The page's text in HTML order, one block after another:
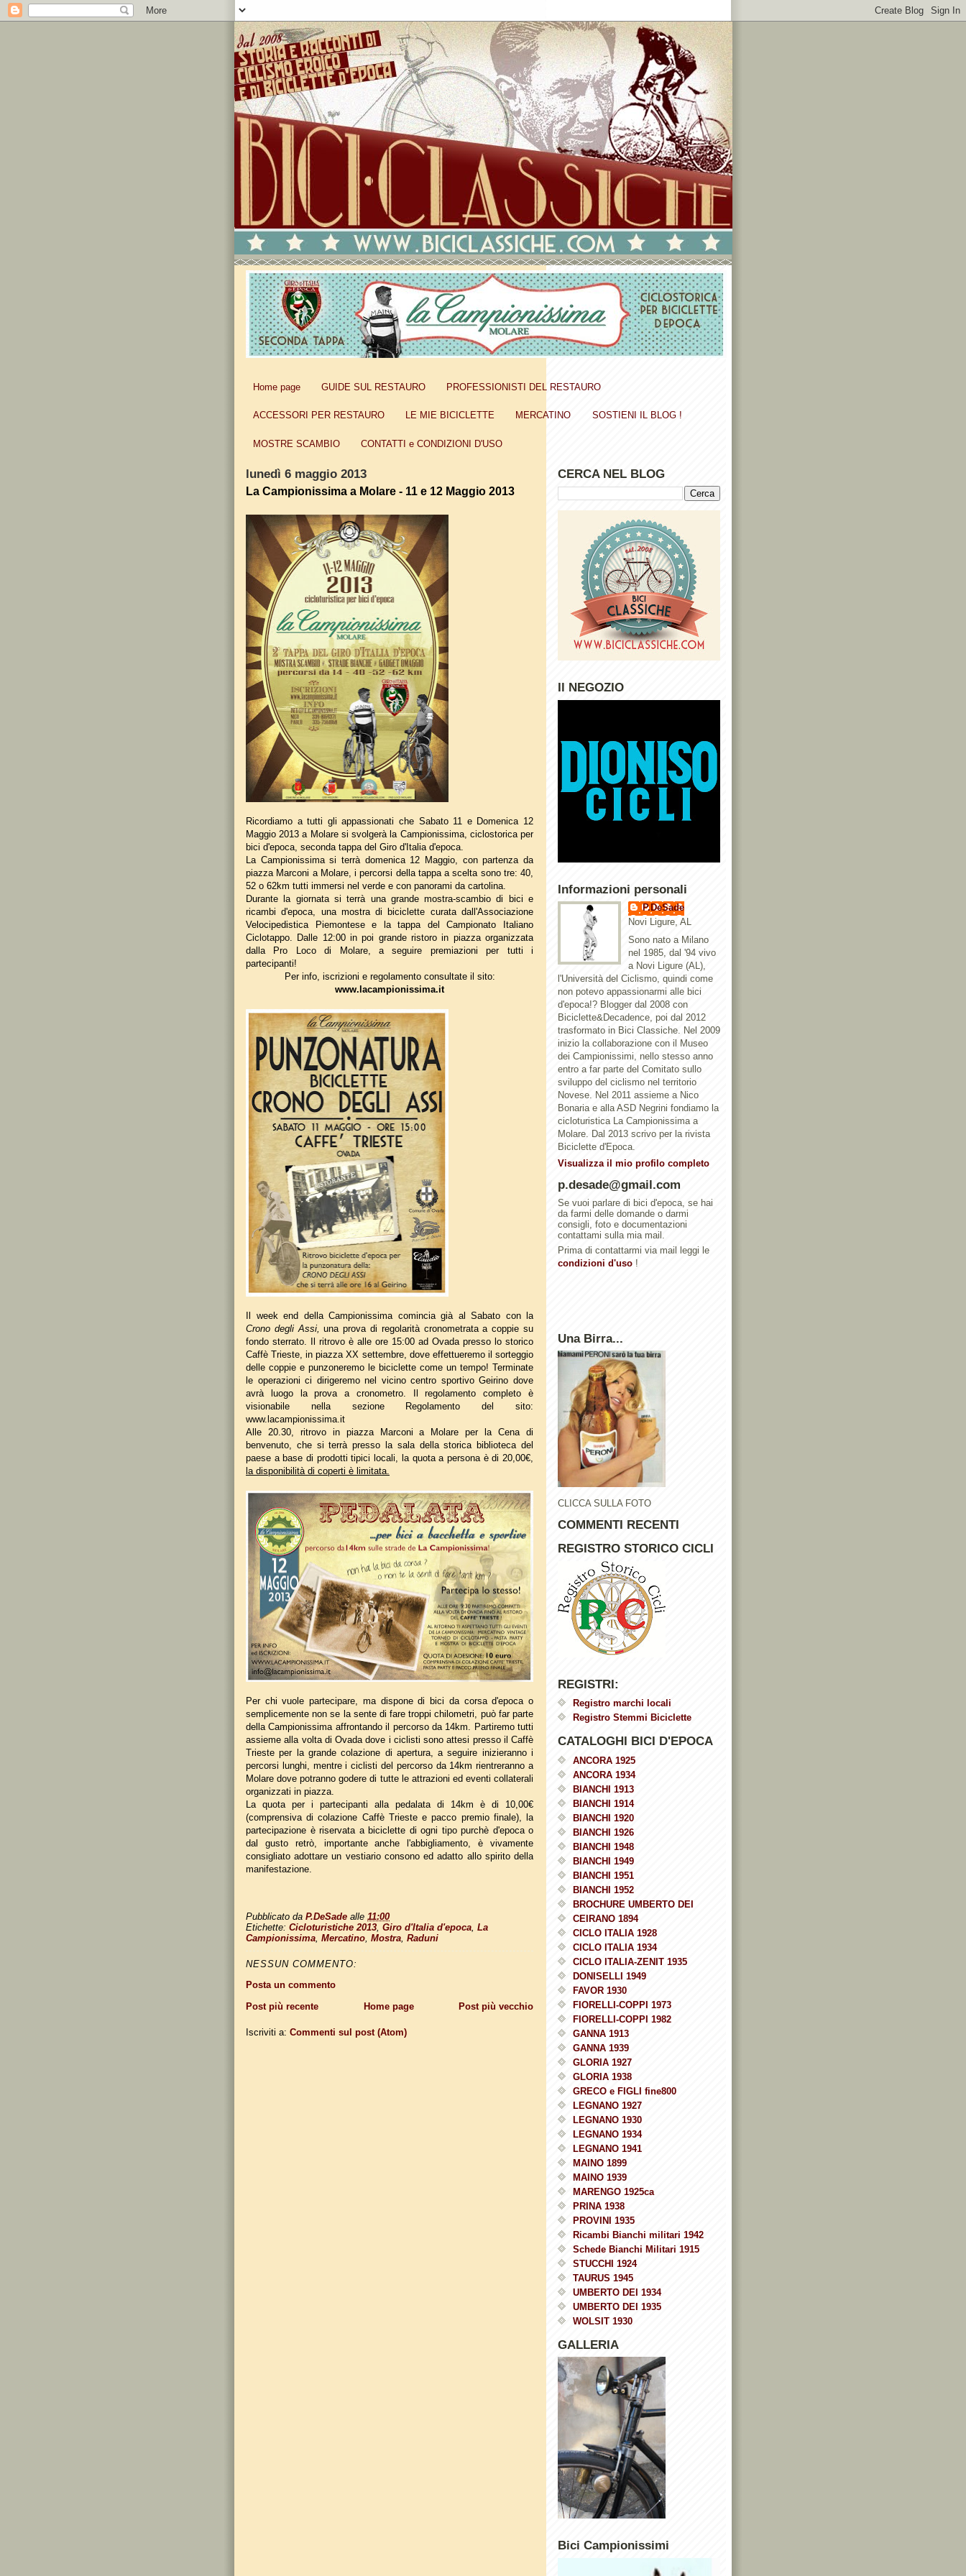
Home page GUIDE SUL RESTAURO PROFESSIONISTI DEL RESTAURO
ACCESSORI PER RESTAURO LE MIE BICICLETTE MERCATINO SOSTIENI IL BLOG !
MOSTRE SCAMBIO CONTATTI e CONDIZIONI D'USO
lunedì 6 maggio 2013
La Campionissima a Molare - 11 e 12 Maggio 2013
Ricordiamo a tutti gli appassionati che Sabato 11 e Domenica 12
Maggio 2013 a Molare si svolgerà la Campionissima, ciclostorica per
bici d'epoca, seconda tappa del Giro d'Italia d'epoca.
La Campionissima si terrà domenica 12 Maggio, con partenza da
piazza Marconi a Molare, i percorsi della tappa a scelta sono tre: 40,
52 o 62km tutti immersi nel verde e con panorami da cartolina.
Durante la giornata si terrà una grande mostra-scambio di bici e
ricambi d'epoca, una mostra di biciclette curata dall'Associazione
Velocipedistica Piemontese e la tappa del Campionato Italiano
Ciclotappo. Dalle 12:00 in poi grande ristoro in piazza organizzata
dalla Pro Loco di Molare, a seguire premiazioni per tutti i
partecipanti!
Per info, iscrizioni e regolamento consultate il sito:
www.lacampionissima.it
Il week end della Campionissima comincia già al Sabato con la
Crono degli Assi,una prova di regolarità cronometrata a coppie su
fondo sterrato. Il ritrovo è alle ore 15:00 ad Ovada presso lo storico
Caffè Trieste, in piazza XX settembre, dove effettueremo il sorteggio
delle coppie e punzoneremo le biciclette come un tempo! Terminate
le operazioni ci dirigeremo nel vicino centro sportivo Geirino dove
avrà luogo la prova a cronometro. Il regolamento completo è
visionabile nella sezione Regolamento del sito:
www.lacampionissima.it
Alle 20.30, ritrovo in piazza Marconi a Molare per la Cena di
benvenuto, che si terrà presso la sala della storica biblioteca del
paese a base di prodotti tipici locali, la quota a persona è di 20,00€,
la disponibilità di coperti è limitata.
Per chi vuole partecipare, ma dispone di bici da corsa d'epoca o
semplicemente non se la sente di fare troppi chilometri, può far parte
della Campionissima affrontando il percorso da 14km. Partiremo tutti
assieme alla volta di Ovada dove i ciclisti sono attesi presso il Caffè
Trieste per la grande colazione di apertura, a seguire inizieranno i
percorsi lunghi, mentre i ciclisti del percorso da 14km rientreranno a
Molare dove potranno godere di tutte le attrazioni ed eventi collaterali
organizzati in piazza.
La quota per i partecipanti alla pedalata di 14km è di 10,00€
(comprensiva di colazione Caffè Trieste e pacco premio finale), la
partecipazione è riservata a biciclette di ogni tipo purchè d'epoca o
dal gusto retrò, importante anche l'abbigliamento, è vivamente
consigliato adottare un vestiario consono ed adatto allo spirito della
manifestazione.
Pubblicato da P.DeSade alle 11:00
Etichette: Cicloturistiche 2013 Giro d'Italia d'epoca La
Campionissima Mercatino Mostra Raduni
NESSUN COMMENTO:
Posta un commento
Post più recente
Post più vecchio
Home page
Iscriviti a: Commenti sul post (Atom)
CERCA NEL BLOG
Il NEGOZIO
Informazioni personali
P.DeSade
Novi Ligure, AL
Sono nato a Milano
nel 1985, dal '94 vivo
a Novi Ligure (AL),
l'Università del Ciclismo, quindi come
non potevo appassionarmi alle bici
d'epoca!? Blogger dal 2008 con
Biciclette&Decadence, poi dal 2012
trasformato in Bici Classiche. Nel 2009
inizio la collaborazione con il Museo
dei Campionissimi, nello stesso anno
entro a far parte del Comitato sullo
sviluppo del ciclismo nel territorio
Novese. Nel 2011 assieme a Nico
Bonaria e alla ASD Negrini fondiamo la
cicloturistica La Campionissima a
Molare. Dal 2013 scrivo per la rivista
Biciclette d'Epoca.
Visualizza il mio profilo completo
p.desade@gmail.com
Se vuoi parlare di bici d'epoca, se hai
da farmi delle domande o darmi
consigli, foto e documentazioni
contattami sulla mia mail.
Prima di contattarmi via mail leggi le
condizioni d'uso !
Una Birra...
CLICCA SULLA FOTO
COMMENTI RECENTI
REGISTRO STORICO CICLI
REGISTRI:
Registro marchi locali
Registro Stemmi Biciclette
CATALOGHI BICI D'EPOCA
ANCORA 1925
ANCORA 1934
BIANCHI 1913
BIANCHI 1914
BIANCHI 1920
BIANCHI 1926
BIANCHI 1948
BIANCHI 1949
BIANCHI 1951
BIANCHI 1952
BROCHURE UMBERTO DEI
CEIRANO 1894
CICLO ITALIA 1928
CICLO ITALIA 1934
CICLO ITALIA-ZENIT 1935
DONISELLI 1949
FAVOR 1930
FIORELLI-COPPI 1973
FIORELLI-COPPI 1982
GANNA 1913
GANNA 1939
GLORIA 1927
GLORIA 1938
GRECO e FIGLI fine800
LEGNANO 1927
LEGNANO 1930
LEGNANO 1934
LEGNANO 1941
MAINO 1899
MAINO 1939
MARENGO 1925ca
PRINA 1938
PROVINI 1935
Ricambi Bianchi militari 1942
Schede Bianchi Militari 1915
STUCCHI 1924
TAURUS 1945
UMBERTO DEI 1934
UMBERTO DEI 1935
WOLSIT 1930
GALLERIA
Bici Campionissimi